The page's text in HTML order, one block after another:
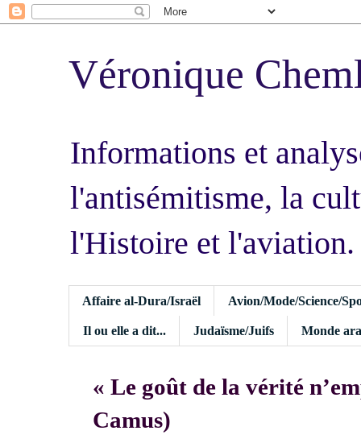
Véronique
Informations et
l'antisémitisme, la
l'Histoire et l'aviation.
Affaire al-Dura/Israël Avion/Mode/Science/
Il ou elle a dit... Judaïsme/Juifs Monde
« Le goût de la vérité
Camus)